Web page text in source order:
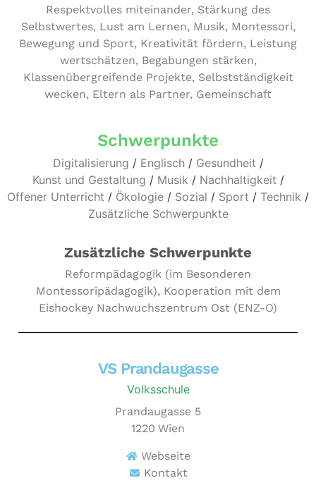
Respekt­vol­les mit­ein­an­der, Stärkung des
Selbst­wer­tes, Lust am Lernen, Musik, Montesso­ri,
Bewegung und Sport, Krea­ti­vi­tät fördern, Leistung
wert­schät­zen, Bega­bun­gen stärken,
Klas­sen­über­grei­fen­de Projekte, Selbst­stän­dig­keit
wecken, Eltern als Partner, Gemeinschaft
Schwerpunkte
Digitalisierung / Englisch/ Gesundheit /
Kunst und Gestaltung / Musik / Nachhaltigkeit /
Offener Unterricht / Ökologie / Sozial / Sport / Technik /
Zusätzliche Schwerpunkte
Zusätzliche Schwerpunkte
Reformpädagogik (im Besonderen
Montessoripädagogik), Kooperation mit dem
Eishockey Nachwuchszentrum Ost (ENZ-O)
VS Prandaugasse
Volksschule
Prandaugasse 5
1220 Wien
Webseite
Kontakt